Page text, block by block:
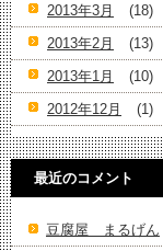
2013年3月
(18)
2013年2月
(13)
2013年1月
(10)
2012年12月
(1)
最近のコメント
豆腐屋 まるげん